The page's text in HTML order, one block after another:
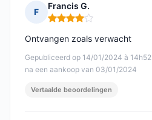
F
Francis G.
Opmerking: 4 van 5
Gepubliceerd op 14/01/2024 à 14h52
na een aankoop van 03/01/2024
Ontvangen zoals verwacht
Vertaalde beoordelingen